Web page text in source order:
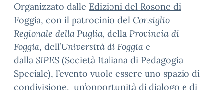
Organizzato dalle Edizioni del Rosone di
Foggia, con il patrocinio del Consiglio
Regionale della Puglia, della Provincia di
Foggia, dell’Università di Foggia e
dalla SIPES (Società Italiana di Pedagogia
Speciale), l’evento vuole essere uno spazio di
condivisione, un’opportunità di dialogo e di